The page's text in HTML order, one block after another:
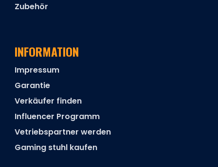
Zubehör
INFORMATION
Impressum
Garantie
Verkäufer finden
Influencer Programm
Vetriebspartner werden
Gaming stuhl kaufen